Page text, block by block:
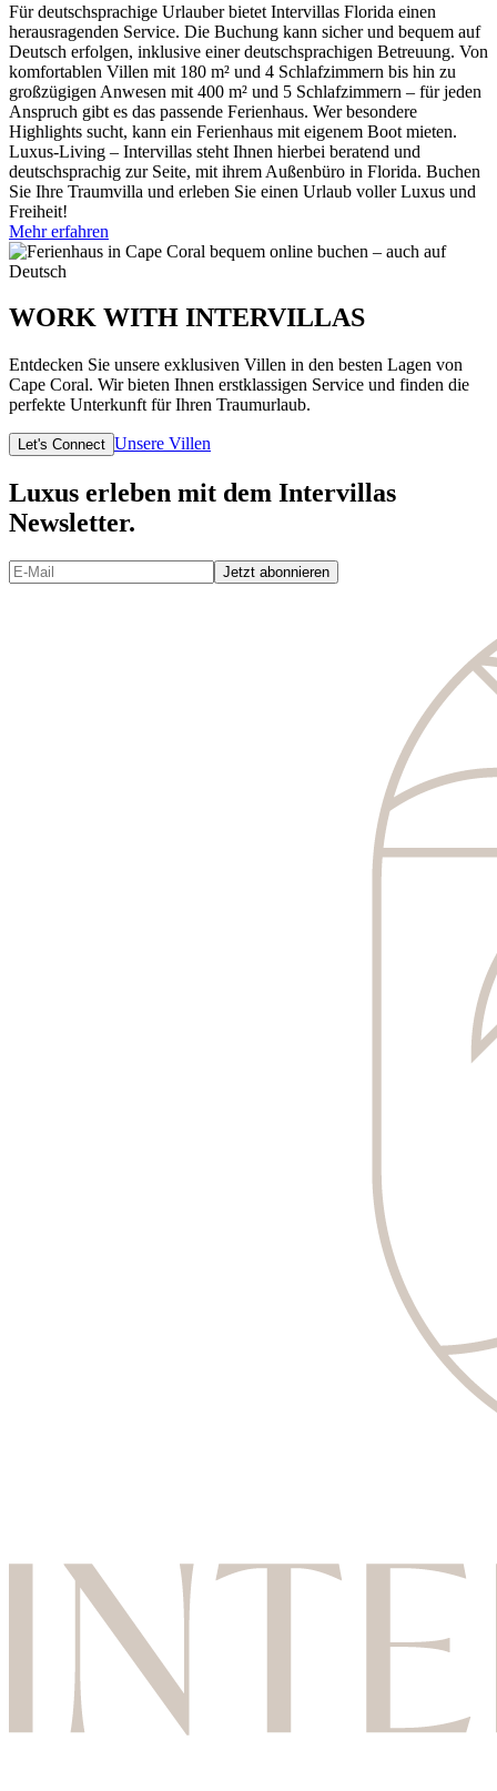
Für deutschsprachige Urlauber bietet Intervillas Florida einen
herausragenden Service. Die Buchung kann sicher und bequem auf
Deutsch erfolgen, inklusive einer deutschsprachigen Betreuung. Von
komfortablen Villen mit 180 m² und 4 Schlafzimmern bis hin zu
großzügigen Anwesen mit 400 m² und 5 Schlafzimmern – für jeden
Anspruch gibt es das passende Ferienhaus. Wer besondere
Highlights sucht, kann ein Ferienhaus mit eigenem Boot mieten.
Luxus-Living – Intervillas steht Ihnen hierbei beratend und
deutschsprachig zur Seite, mit ihrem Außenbüro in Florida. Buchen
Sie Ihre Traumvilla und erleben Sie einen Urlaub voller Luxus und
Freiheit!
Mehr erfahren
WORK WITH INTERVILLAS
Entdecken Sie unsere exklusiven Villen in den besten Lagen von
Cape Coral. Wir bieten Ihnen erstklassigen Service und finden die
perfekte Unterkunft für Ihren Traumurlaub.
Let's Connect Unsere Villen
Luxus erleben mit dem Intervillas
Newsletter.
Jetzt abonnieren